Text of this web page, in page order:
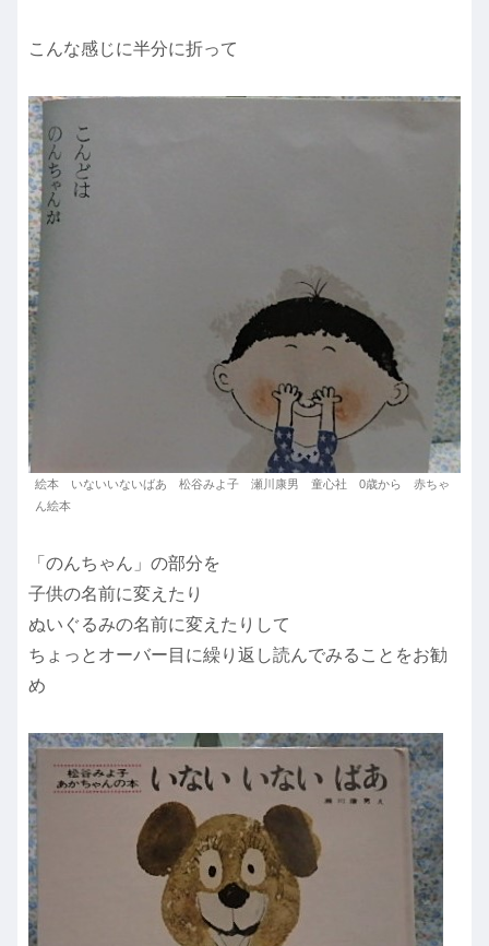
こんな感じに半分に折って
絵本 いないいないばあ 松谷みよ子 瀬川康男 童心社 0歳から 赤ちゃ
ん絵本
「のんちゃん」の部分を
子供の名前に変えたり
ぬいぐるみの名前に変えたりして
ちょっとオーバー目に繰り返し読んでみることをお勧
め